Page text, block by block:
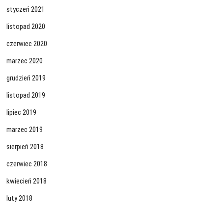
styczeń 2021
listopad 2020
czerwiec 2020
marzec 2020
grudzień 2019
listopad 2019
lipiec 2019
marzec 2019
sierpień 2018
czerwiec 2018
kwiecień 2018
luty 2018